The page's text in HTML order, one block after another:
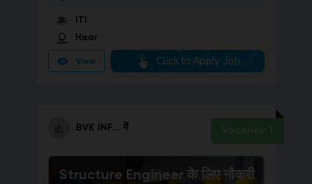
ITI
Hisar
View Click to Apply Job
BVK INF... में
Structure Engineer के लिए नौकरी